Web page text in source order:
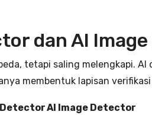
dan AI
tetapi saling melengkapi.
membentuk lapisan
DetectorAI Image Detector